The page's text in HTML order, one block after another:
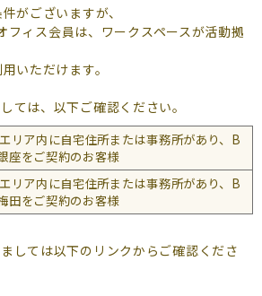
がございますが、
ィス会員は、ワークスペースが活動拠
いただけます。
ては、以下ご確認ください。
リア内に自宅住所または事務所があり、B
座をご契約のお客様
リア内に自宅住所または事務所があり、B
田をご契約のお客様
しては以下のリンクからご確認くださ